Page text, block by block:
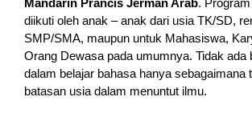
Mandarin Prancis Jerman Arab.
diikuti oleh anak – anak dari usia TK/SD,
SMP/SMA, maupun untuk Mahasiswa,
Orang Dewasa pada umumnya. Tidak ada
dalam belajar bahasa hanya sebagaimana
batasan usia dalam menuntut ilmu.